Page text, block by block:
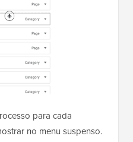
para cada
no menu suspenso.